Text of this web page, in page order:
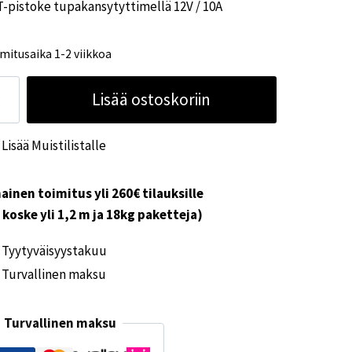
pistoke tupakansytyttimellä 12V / 10A
1-2 viikkoa
Lisää ostoskoriin
Lisää Muistilistalle
toimitus yli 260€ tilauksille
koske yli 1,2 m ja 18kg paketteja)
Tyytyväisyystakuu
Turvallinen maksu
Turvallinen maksu